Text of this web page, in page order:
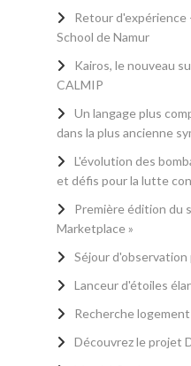
Retour d'expérience
School de Namur
Kairos, le nouveau
CALMIP
Un langage plus
dans la plus ancienne
L'évolution des
et défis pour la lutte
Première édition du
Marketplace »
Séjour d'observation
Lanceur d'étoiles
Recherche
Découvrez le projet